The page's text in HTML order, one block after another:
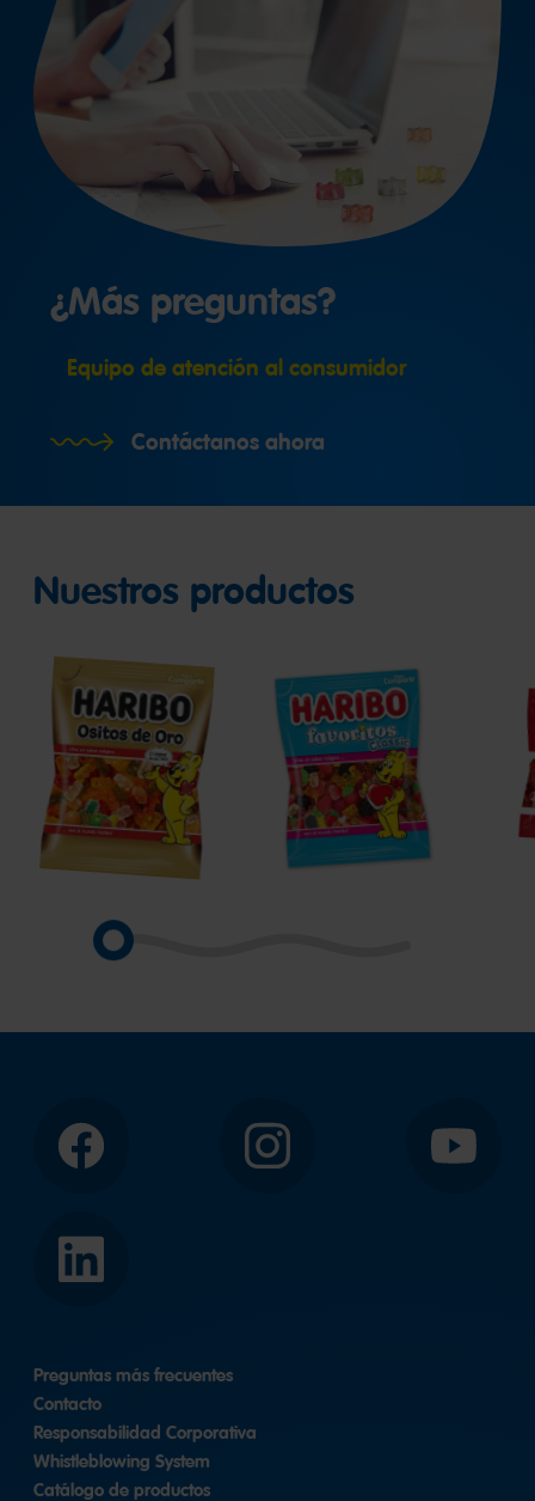
¿Más preguntas?
Equipo de atención al consumidor
Contáctanos ahora
Nuestros productos
Ositos
de
Oro
Favoritos
Classic
Red
Facebook Instagram YouTube
LinkedIn
Preguntas más frecuentes
Contacto
Responsabilidad Corporativa
Whistleblowing System
Catálogo de productos